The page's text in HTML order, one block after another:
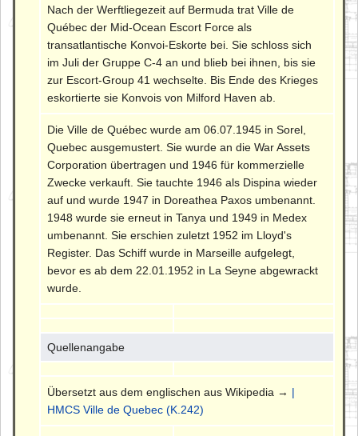
Nach der Werftliegezeit auf Bermuda trat Ville de
Québec der Mid-Ocean Escort Force als
transatlantische Konvoi-Eskorte bei. Sie schloss sich
im Juli der Gruppe C-4 an und blieb bei ihnen, bis sie
zur Escort-Group 41 wechselte. Bis Ende des Krieges
eskortierte sie Konvois von Milford Haven ab.
Die Ville de Québec wurde am 06.07.1945 in Sorel,
Quebec ausgemustert. Sie wurde an die War Assets
Corporation übertragen und 1946 für kommerzielle
Zwecke verkauft. Sie tauchte 1946 als Dispina wieder
auf und wurde 1947 in Doreathea Paxos umbenannt.
1948 wurde sie erneut in Tanya und 1949 in Medex
umbenannt. Sie erschien zuletzt 1952 im Lloyd's
Register. Das Schiff wurde in Marseille aufgelegt,
bevor es ab dem 22.01.1952 in La Seyne abgewrackt
wurde.
Quellenangabe
Übersetzt aus dem englischen aus Wikipedia → |
HMCS Ville de Quebec (K.242)